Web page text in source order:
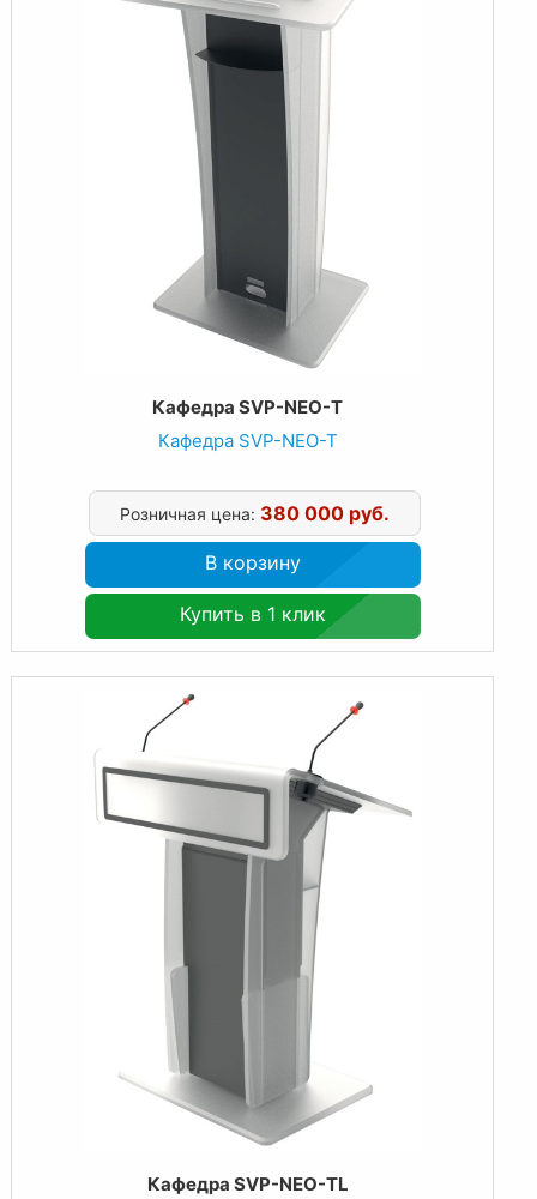
Кафедра SVP-NEO-T
Кафедра SVP-NEO-T
Розничная цена: 380 000 руб.
В корзину
Купить в 1 клик
Кафедра SVP-NEO-TL